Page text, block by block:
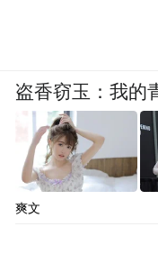
盗香窃玉：我的
爽文